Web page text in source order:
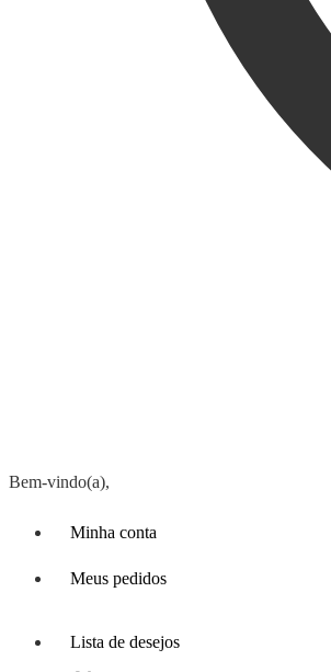
Bem-vindo(a),
Minha conta
Meus pedidos
Lista de desejos